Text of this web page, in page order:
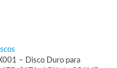
– Disco Duro para